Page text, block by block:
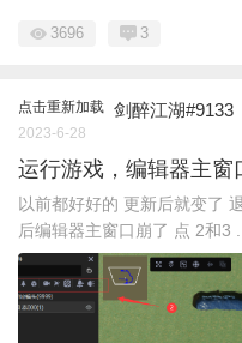
3696 3
点击重新加载 剑醉江湖#9133
2023-6-28
运行游戏，编辑器主窗
以前都好好的 更新后就变了
后编辑器主窗口崩了 点 2和3 ...